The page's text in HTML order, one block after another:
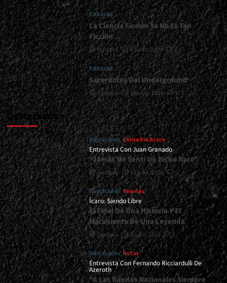
Espacio<span>
|
</span>
</small>
<div>Agenda
Del
Acero</div>
Editorial
La Ciencia Ficción Ya No Es Tan
Ficción…
Gustavo 1 junio, 2026 0
Editorial
Sacerdotes Del Underground
Gustavo 1 mayo, 2026 0
Destacados
Destacados Gente Del Acero
Entrevista Con Juan Granado
“Jamás Me Sentí Un Bicho Raro”
Gustavo 13 julio, 2026 0
Destacados Reseñas
Ícaro: Siendo Libre
El Final De Una Historia Y El
Nacimiento De Una Leyenda
Gustavo 8 julio, 2026 0
Destacados Notas
Entrevista Con Fernando Ricciardulli De
Azeroth
“A Las Bandas Nacionales Siempre